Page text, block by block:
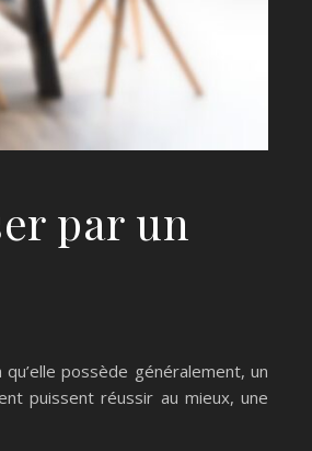
par un
possède généralement, un
puissent réussir au mieux, une